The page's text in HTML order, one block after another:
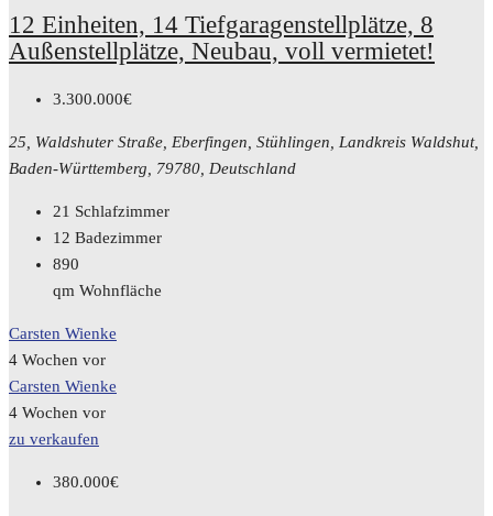
12 Einheiten, 14 Tiefgaragenstellplätze, 8
Außenstellplätze, Neubau, voll vermietet!
3.300.000€
25, Waldshuter Straße, Eberfingen, Stühlingen, Landkreis Waldshut,
Baden-Württemberg, 79780, Deutschland
21 Schlafzimmer
12 Badezimmer
890
qm Wohnfläche
Carsten Wienke
4 Wochen vor
Carsten Wienke
4 Wochen vor
zu verkaufen
380.000€